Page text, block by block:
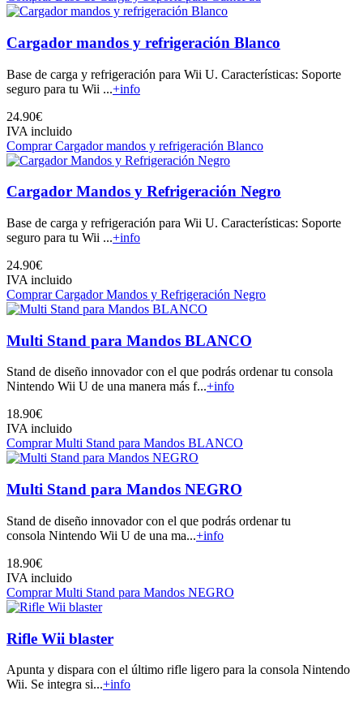
Cargador mandos y refrigeración Blanco
Base de carga y refrigeración para Wii U. Características: Soporte
seguro para tu Wii ...+info
24.90€
IVA incluido
Comprar Cargador mandos y refrigeración Blanco
Cargador Mandos y Refrigeración Negro
Base de carga y refrigeración para Wii U. Características: Soporte
seguro para tu Wii ...+info
24.90€
IVA incluido
Comprar Cargador Mandos y Refrigeración Negro
Multi Stand para Mandos BLANCO
Stand de diseño innovador con el que podrás ordenar tu consola
Nintendo Wii U de una manera más f...+info
18.90€
IVA incluido
Comprar Multi Stand para Mandos BLANCO
Multi Stand para Mandos NEGRO
Stand de diseño innovador con el que podrás ordenar tu
consola Nintendo Wii U de una ma...+info
18.90€
IVA incluido
Comprar Multi Stand para Mandos NEGRO
Rifle Wii blaster
Apunta y dispara con el último rifle ligero para la consola Nintendo
Wii. Se integra si...+info